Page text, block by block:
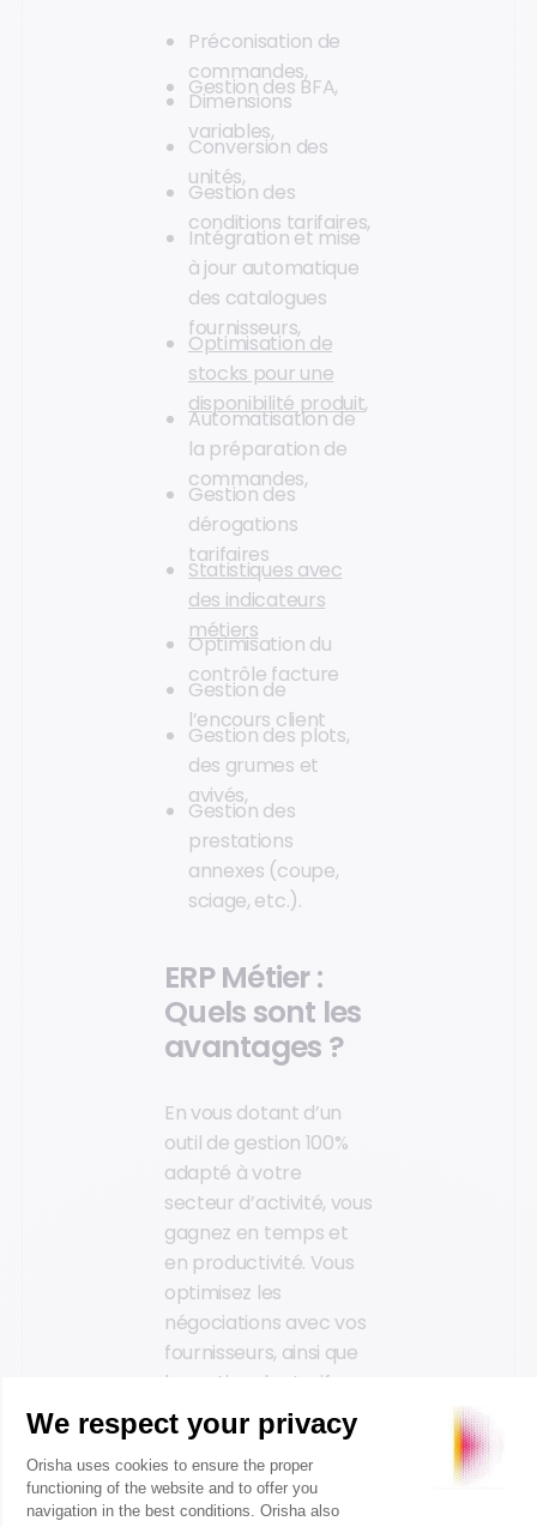
Préconisation de
commandes,
Gestion des BFA,
Dimensions
variables,
Conversion des
unités,
Gestion des
conditions tarifaires,
Intégration et mise
à jour automatique
des catalogues
fournisseurs,
Optimisation de
stocks pour une
disponibilité produit,
Automatisation de
la préparation de
commandes,
Gestion des
dérogations
tarifaires
Statistiques avec
des indicateurs
métiers
Optimisation du
contrôle facture
Gestion de
l’encours client
Gestion des plots,
des grumes et
avivés,
Gestion des
prestations
annexes (coupe,
sciage, etc.).
ERP Métier :
Quels sont les
avantages ?
En vous dotant d’un
outil de gestion 100%
adapté à votre
secteur d’activité, vous
gagnez en temps et
en productivité. Vous
optimisez les
négociations avec vos
fournisseurs, ainsi que
la gestion des tarifs :
tarifs dérogés,
conditions fournisseurs
/ clients, gestion des
BFA. Vous maîtrisez au